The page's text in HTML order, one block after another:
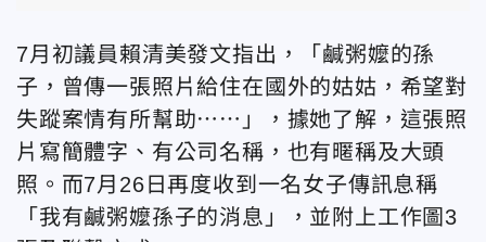
7月初議員賴清美發文指出，「鹹粥嬤的孫
子，曾傳一張照片給住在國外的姑姑，希望對
失蹤案情有所幫助⋯⋯」，據她了解，這張照
片寫簡體字、有公司名稱，也有暱稱及大頭
照。而7月26日再度收到一名女子傳訊息稱
「我有鹹粥嬤孫子的消息」，並附上工作圖3